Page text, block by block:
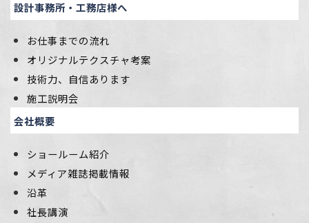
設計事務所・工務店様へ
お仕事までの流れ
オリジナルテクスチャ考案
技術力、自信あります
施工説明会
会社概要
ショールーム紹介
メディア雑誌掲載情報
沿革
社長講演